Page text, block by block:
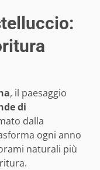
, il paesaggio
di
dalla
ogni anno
naturali più